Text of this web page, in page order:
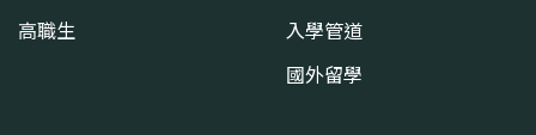
高職生
入學管道
國外留學